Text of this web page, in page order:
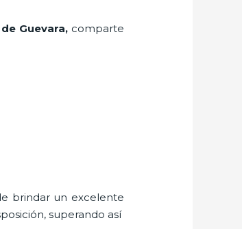
Guevara, comparte
brindar un excelente
superando así